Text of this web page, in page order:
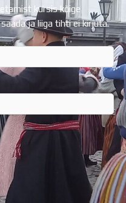
kursis kõige
ja liiga tihti ei kirjuta.